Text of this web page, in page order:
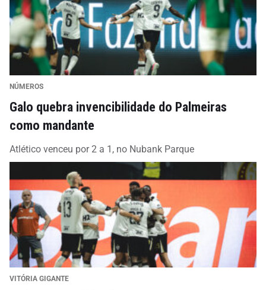
NÚMEROS
Galo quebra invencibilidade do Palmeiras
como mandante
Atlético venceu por 2 a 1, no Nubank Parque
VITÓRIA GIGANTE